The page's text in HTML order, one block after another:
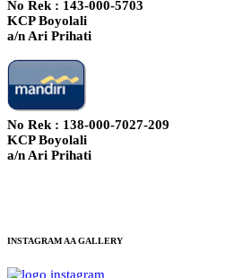
No Rek : 143-000-5703
KCP Boyolali
a/n Ari Prihati
No Rek : 138-000-7027-209
KCP Boyolali
a/n Ari Prihati
INSTAGRAM AA GALLERY